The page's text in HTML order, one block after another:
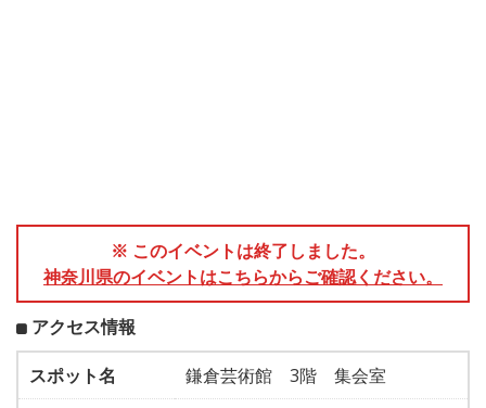
※ このイベントは終了しました。
神奈川県のイベントはこちらからご確認ください。
アクセス情報
スポット名
鎌倉芸術館 3階 集会室